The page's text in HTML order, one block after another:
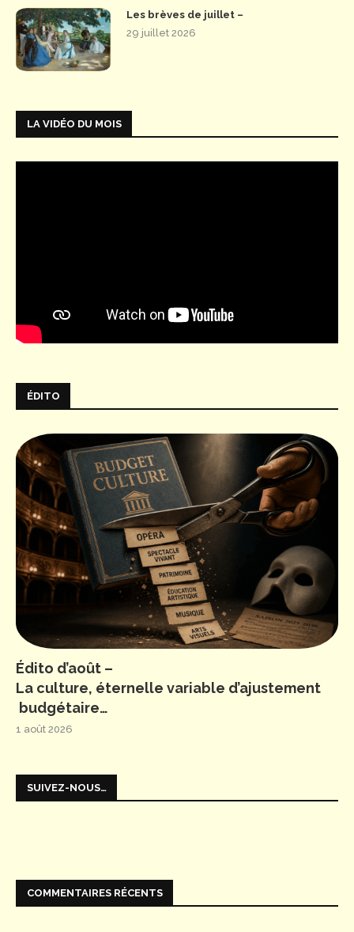
Les brèves de juillet –
29 juillet 2026
LA VIDÉO DU MOIS
ÉDITO
Édito d’août –
La culture, éternelle variable d’ajustement
budgétaire…
1 août 2026
SUIVEZ-NOUS…
COMMENTAIRES RÉCENTS